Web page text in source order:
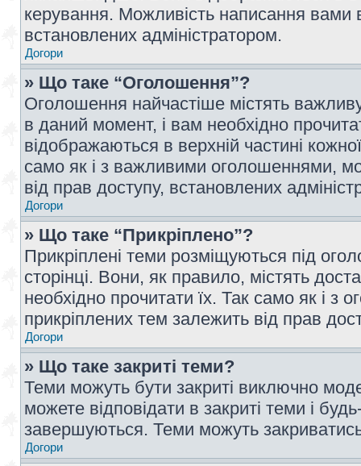
керування. Можливість написання
встановлених адміністратором.
Догори
» Що таке “Оголошення”?
Оголошення найчастіше містять
в даний момент, і вам необхідно
відображаються в верхній частині
само як і з важливими оголошеннями,
від прав доступу, встановлених
Догори
» Що таке “Прикріплено”?
Прикріплені теми розміщуються під
сторінці. Вони, як правило, містять
необхідно прочитати їх. Так само як і
прикріплених тем залежить від прав
Догори
» Що таке закриті теми?
Теми можуть бути закриті виключно
можете відповідати в закриті теми і
завершуються. Теми можуть
Догори